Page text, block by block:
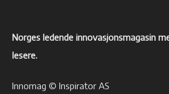
Norges ledende innovasjonsmagasin
lesere.
Innomag © Inspirator AS